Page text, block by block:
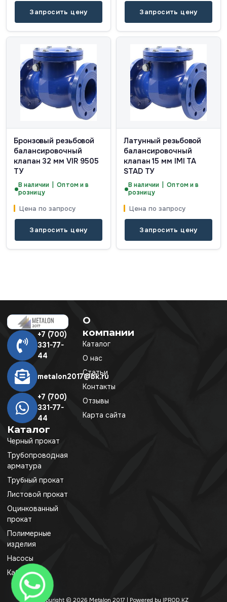
Запросить цену Запросить цену
Бронзовый резьбовой
балансировочный
клапан 32 мм VIR 9505
ТУ
В наличии | Оптом и в
розницу
Цена по запросу
Запросить цену
Латунный резьбовой
балансировочный
клапан 15 мм IMI TA
STAD ТУ
В наличии | Оптом и в
розницу
Цена по запросу
Запросить цену
+7 (700)
331-77-
44
metalon2017@bk.ru
+7 (700)
331-77-
44
Каталог
Черный прокат
Трубопроводная
арматура
Трубный прокат
Листовой прокат
Оцинкованный
прокат
Полимерные
изделия
Насосы
Кабель
О
компании
Каталог
О нас
Статьи
Контакты
Отзывы
Карта сайта
Copyright © 2026 Metalon 2017 | Powered by IPROD.KZ